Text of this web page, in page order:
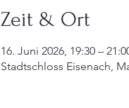
Zeit & Ort
16. Juni 2026, 19:30 –
Stadtschloss Eisenach,